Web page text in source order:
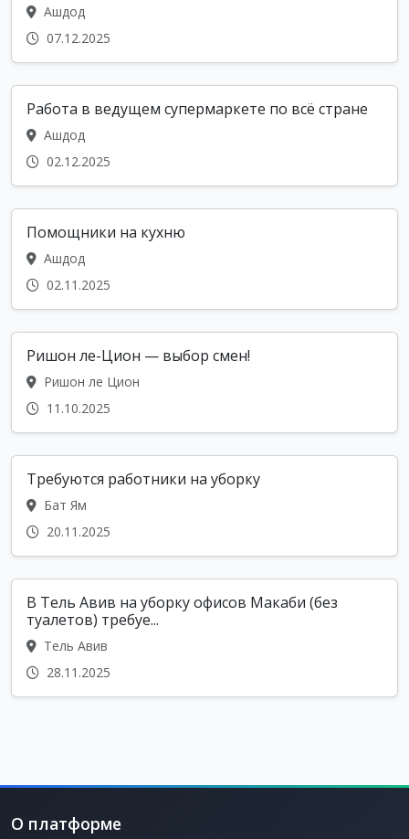
Ашдод
07.12.2025
Работа в ведущем супермаркете по всё стране
Ашдод
02.12.2025
Помощники на кухню
Ашдод
02.11.2025
Ришон ле-Цион — выбор смен!
Ришон ле Цион
11.10.2025
Требуются работники на уборку
Бат Ям
20.11.2025
В Тель Авив на уборку офисов Макаби (без
туалетов) требуе...
Тель Авив
28.11.2025
О платформе